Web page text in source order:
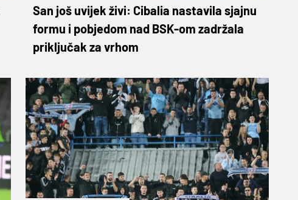
San još uvijek živi: Cibalia nastavila sjajnu
formu i pobjedom nad BSK-om zadržala
priključak za vrhom